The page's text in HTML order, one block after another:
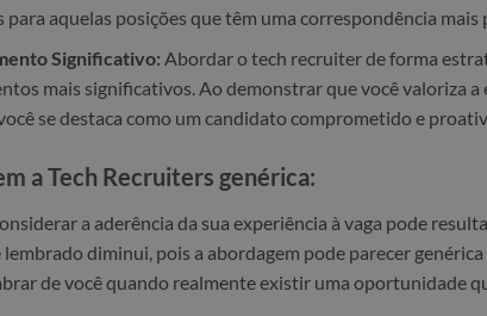
aquelas posições que têm uma correspondência mais
Significativo: Abordar o tech recruiter de forma
mais significativos. Ao demonstrar que você valoriza a
se destaca como um candidato comprometido e
a Tech Recruiters genérica:
a aderência da sua experiência à vaga pode
diminui, pois a abordagem pode parecer
de você quando realmente existir uma oportunidade